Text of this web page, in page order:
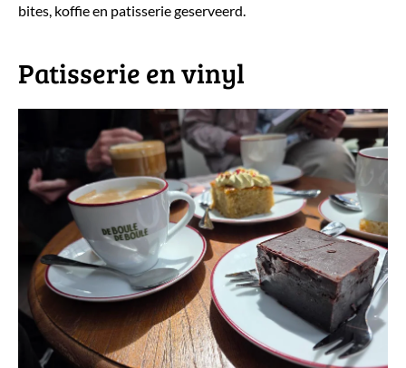
bites, koffie en patisserie geserveerd.
​Patisserie en vinyl